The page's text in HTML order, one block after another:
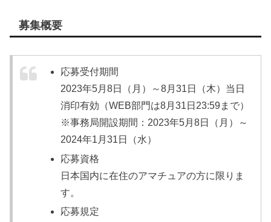
募集概要
応募受付期間
2023年5月8日（月）～8月31日（木）当日
消印有効（WEB部門は8月31日23:59まで）
※事務局開設期間：2023年5月8日（月）～
2024年1月31日（水）
応募資格
日本国内に在住のアマチュアの方に限りま
す。
応募規定